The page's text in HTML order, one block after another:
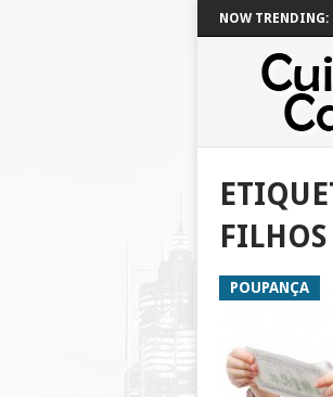
NOW TRENDING:
FILHOS
POUPANÇA